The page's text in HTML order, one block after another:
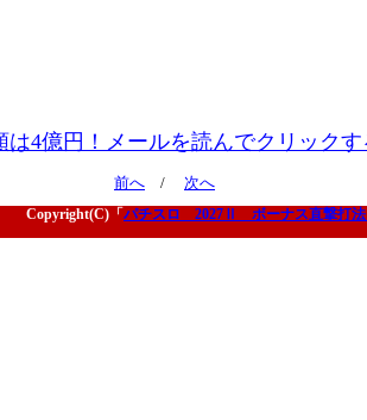
は4億円！メールを読んでクリック
前へ / 次へ
Copyright(C)「 パチスロ 2027Ⅱ ボーナス直撃打